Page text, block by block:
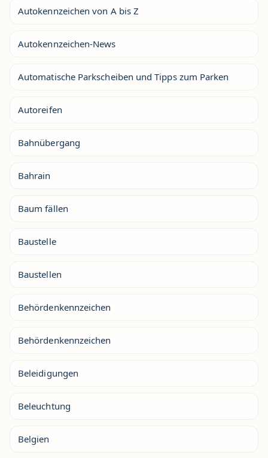
Autokennzeichen von A bis Z
Autokennzeichen-News
Automatische Parkscheiben und Tipps zum Parken
Autoreifen
Bahnübergang
Bahrain
Baum fällen
Baustelle
Baustellen
Behördenkennzeichen
Behördenkennzeichen
Beleidigungen
Beleuchtung
Belgien